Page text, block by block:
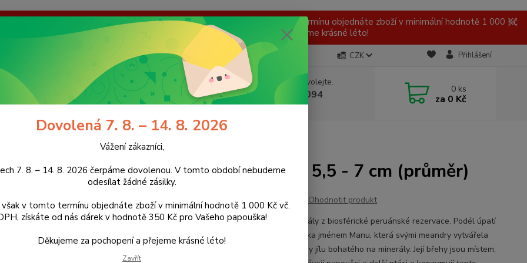
V tomto období nebudeme odesílat žádné zásilky. Pokud však v tomto termínu objednáte zboží v minimální hodnotě 1 000 Kč
v hodnotě 350 Kč pro Vašeho papouška! Děkujeme za pochopení a přejeme krásné léto!
Ochrana soukromí CZK Přihlášení
Hledat
Nevíte si rady? Zavolejte.
+420 777 959 094
(Po-Pá, 8-16 hod.)
0 ks
za 0 Kč
Jílové bidlo s minerály XXL, 28 cm (délka), 5,5 - 7 cm (průměr)
bidlo s minerály XXL, 28 cm (délka), 5,5 - 7 cm (průměr)
Ohodnotit produkt
Jílové bidlo s minerály z biosférické peruánské rezervace. Podél úpatí
And v Peru teče řeka jménem Manu, která svými meandry vytvářela
po staletí usazeniny jílu bohatého na minerály. Její břehy jsou místem,
Dovolená 7. 8. – 14. 8. 2026
Vážení zákazníci,
7. 8. – 14. 8. 2026 čerpáme dovolenou. V tomto období nebudeme
odesílat žádné zásilky.
však v tomto termínu objednáte zboží v minimální hodnotě 1 000 Kč vč.
získáte od nás dárek v hodnotě 350 Kč pro Vašeho papouška!
Děkujeme za pochopení a přejeme krásné léto!
Zavřít